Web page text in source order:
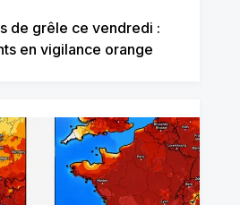
de grêle ce vendredi :
en vigilance orange